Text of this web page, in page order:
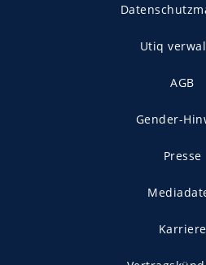
Utiq
AGB
Gender-
Presse
Karriere